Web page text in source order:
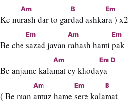
Ke nu
Am
rash dar to gar
B
dad ashka
Em
ra ) x2
Be che
Em
sazad javan
Am
rahash hami
Em
pak
Be anjame kala
Am
mat ey khoda
Em
ya
D
( Be man
Am
amuz hame
Em
sere kala
B
mat